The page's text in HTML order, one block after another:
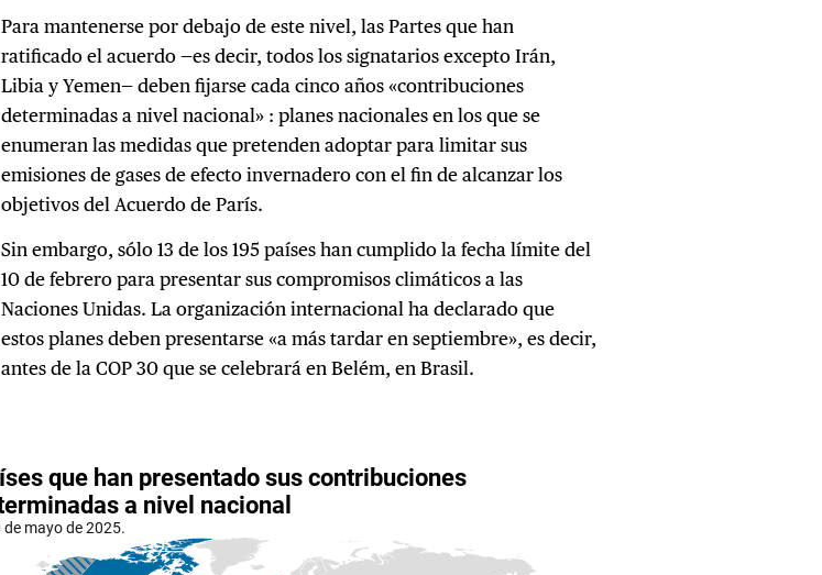
Para mantenerse por debajo de este nivel, las Partes que han
ratificado el acuerdo —es decir, todos los signatarios excepto Irán,
Libia y Yemen— deben fijarse cada cinco años «contribuciones
determinadas a nivel nacional» : planes nacionales en los que se
enumeran las medidas que pretenden adoptar para limitar sus
emisiones de gases de efecto invernadero con el fin de alcanzar los
objetivos del Acuerdo de París.
Sin embargo, sólo 13 de los 195 países han cumplido la fecha límite del
10 de febrero para presentar sus compromisos climáticos a las
Naciones Unidas. La organización internacional ha declarado que
estos planes deben presentarse «a más tardar en septiembre», es decir,
antes de la COP 30 que se celebrará en Belém, en Brasil.